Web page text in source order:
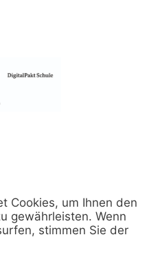
Cookies, um Ihnen den
gewährleisten. Wenn
stimmen Sie der